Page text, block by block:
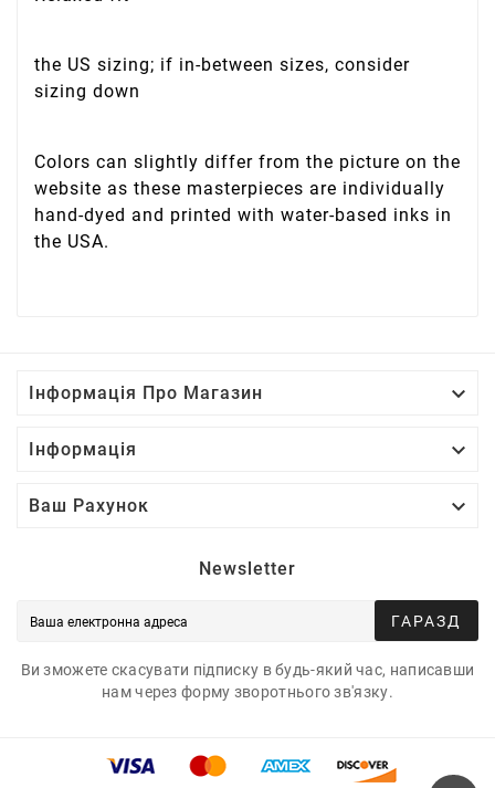
the US sizing; if in-between sizes, consider
sizing down
Colors can slightly differ from the picture on the
website as these masterpieces are individually
hand-dyed and printed with water-based inks in
the USA.
Інформація Про Магазин 
Інформація 
Ваш Рахунок 
Newsletter
ГАРАЗД
Ви зможете скасувати підписку в будь-який час, написавши
нам через форму зворотнього зв'язку.